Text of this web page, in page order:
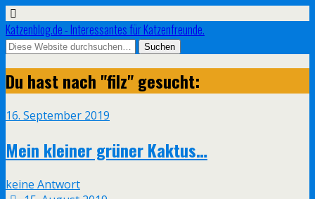
Katzenblog.de - Interessantes für Katzenfreunde.
Du hast nach "filz" gesucht:
16. September 2019
Mein kleiner grüner Kaktus…
keine Antwort